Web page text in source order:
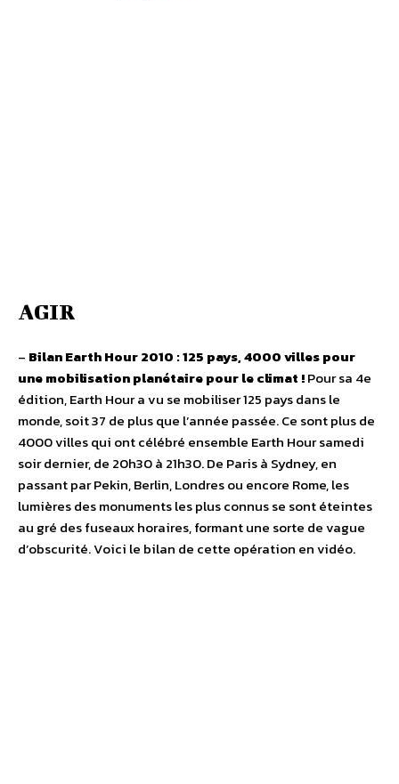
AGIR
– Bilan Earth Hour 2010 : 125 pays, 4000 villes pour
une mobilisation planétaire pour le climat !Pour sa 4e
édition, Earth Hour a vu se mobiliser 125 pays dans le
monde, soit 37 de plus que l’année passée. Ce sont plus de
4000 villes qui ont célébré ensemble Earth Hour samedi
soir dernier, de 20h30 à 21h30. De Paris à Sydney, en
passant par Pekin, Berlin, Londres ou encore Rome, les
lumières des monuments les plus connus se sont éteintes
au gré des fuseaux horaires, formant une sorte de vague
d’obscurité. Voici le bilan de cette opération en vidéo.